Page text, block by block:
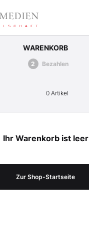
WARENKORB
Bezahlen
0 Artikel
Ihr Warenkorb ist leer
Zur Shop-Startseite